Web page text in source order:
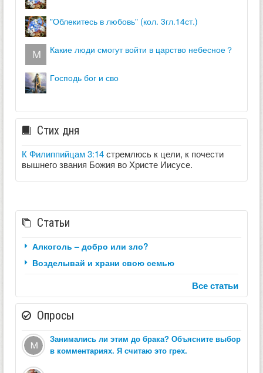
"облекитесь в любовь" (кол. 3гл.14ст.)
какие люди смогут войти в царство небесное？
господь бог и сво
Стих дня
К Филиппийцам 3:14стремлюсь к цели, к почести
вышнего звания Божия во Христе Иисусе.
Статьи
Алкоголь – добро или зло?
Возделывай и храни свою семью
Все статьи
Опросы
Занимались ли этим до брака? Объясните выбор
в комментариях. Я считаю это грех.